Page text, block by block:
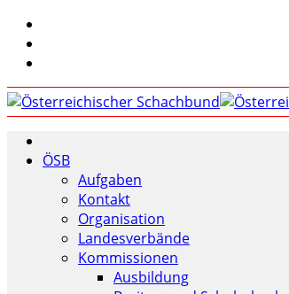
ÖSB
Aufgaben
Kontakt
Organisation
Landesverbände
Kommissionen
Ausbildung